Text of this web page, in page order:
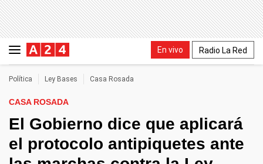
En vivo Radio La Red
Política Ley Bases Casa Rosada
CASA ROSADA
El Gobierno dice que aplicará
el protocolo antipiquetes ante